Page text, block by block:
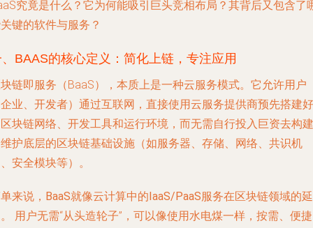
究竟是什么？它为何能吸引巨头竞相布局？其背后又包含了
键的软件与服务？
BAAS的核心定义：简化上链，专注应用
链即服务（BaaS），本质上是一种云服务模式。它允许用户
业、开发者）通过互联网，直接使用云服务提供商预先搭建好
块链网络、开发工具和运行环境，而无需自行投入巨资去构建
护底层的区块链基础设施（如服务器、存储、网络、共识机
安全模块等）。
来说，BaaS就像云计算中的IaaS/PaaS服务在区块链领域的延
用户无需“从头造轮子”，可以像使用水电煤一样，按需、便捷